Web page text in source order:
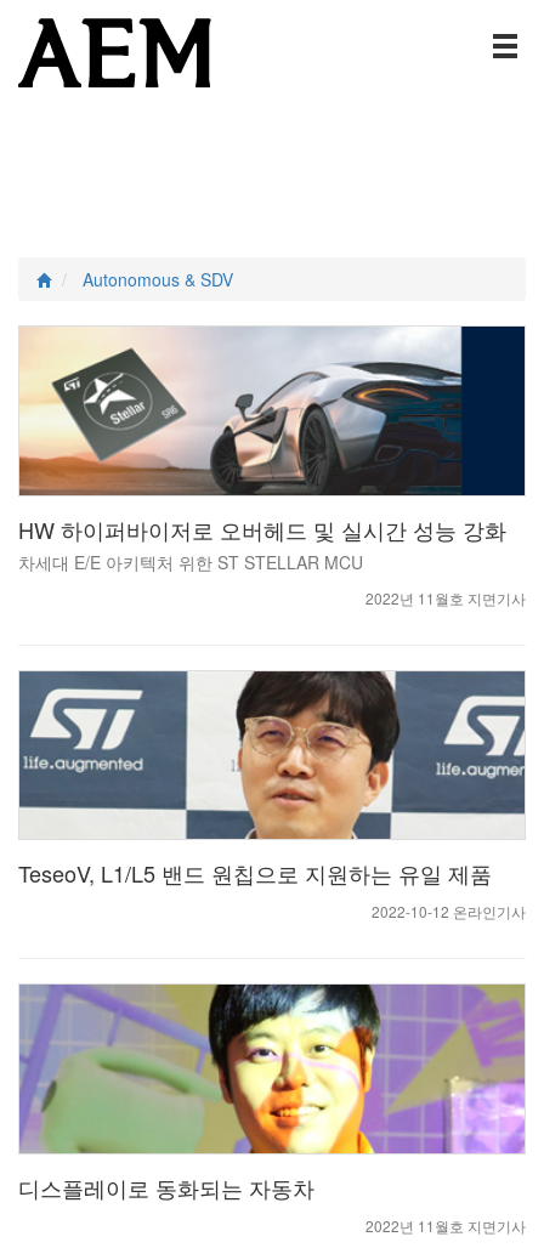
Autonomous & SDV
HW 하이퍼바이저로 오버헤드 및 실시간 성능 강화
차세대 E/E 아키텍처 위한 ST STELLAR MCU
2022년 11월호 지면기사
TeseoV, L1/L5 밴드 원칩으로 지원하는 유일 제품
2022-10-12 온라인기사
디스플레이로 동화되는 자동차
2022년 11월호 지면기사